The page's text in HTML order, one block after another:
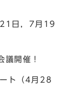
日，7月19
開催！
ト（4月28